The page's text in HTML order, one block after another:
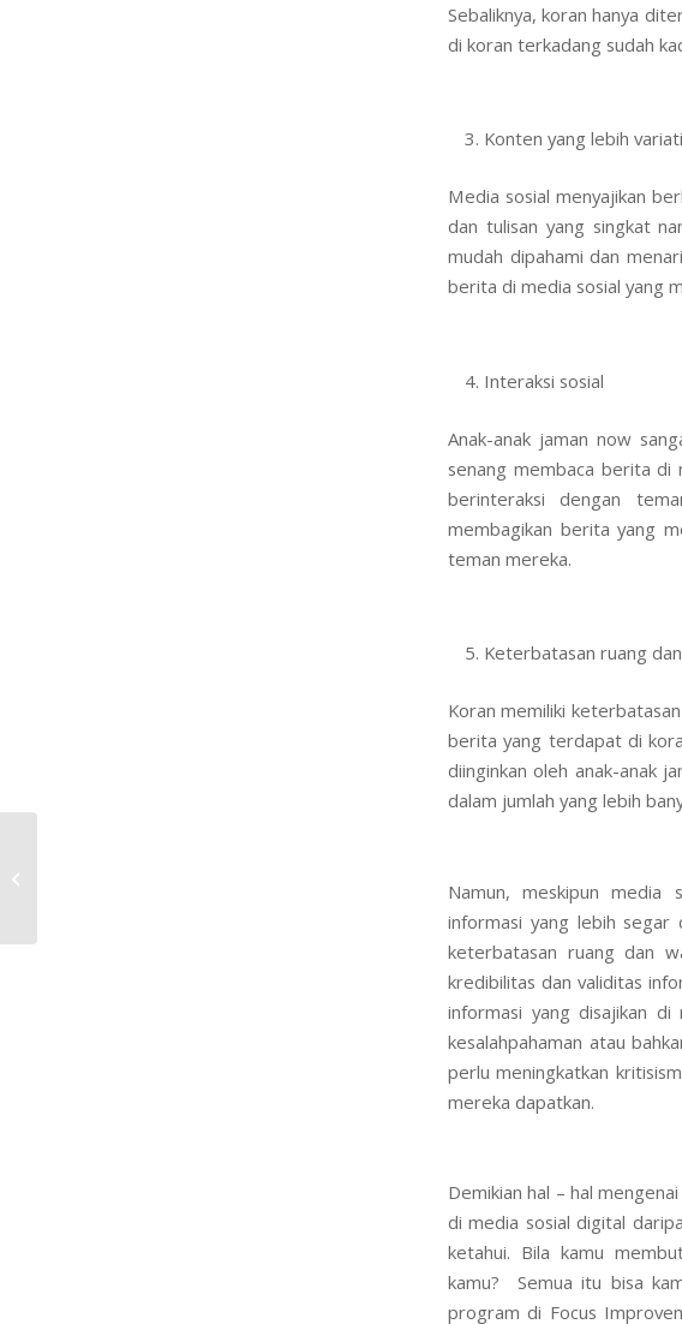
Sebaliknya, koran hanya
di koran terkadang sudah
Konten yang lebih
Media sosial menyajikan
dan tulisan yang singkat
mudah dipahami dan
berita di media sosial yang
Interaksi sosial
Anak-anak jaman now
senang membaca berita di
berinteraksi dengan
membagikan berita yang
teman mereka.
Keterbatasan ruang
Koran memiliki
berita yang terdapat di
diinginkan oleh anak-anak
dalam jumlah yang lebih
Namun, meskipun media
informasi yang lebih segar
keterbatasan ruang dan
kredibilitas dan validitas
informasi yang disajikan
kesalahpahaman atau
perlu meningkatkan
mereka dapatkan.
Demikian hal – hal
di media sosial digital
ketahui. Bila kamu
kamu? Semua itu bisa
program di Focus